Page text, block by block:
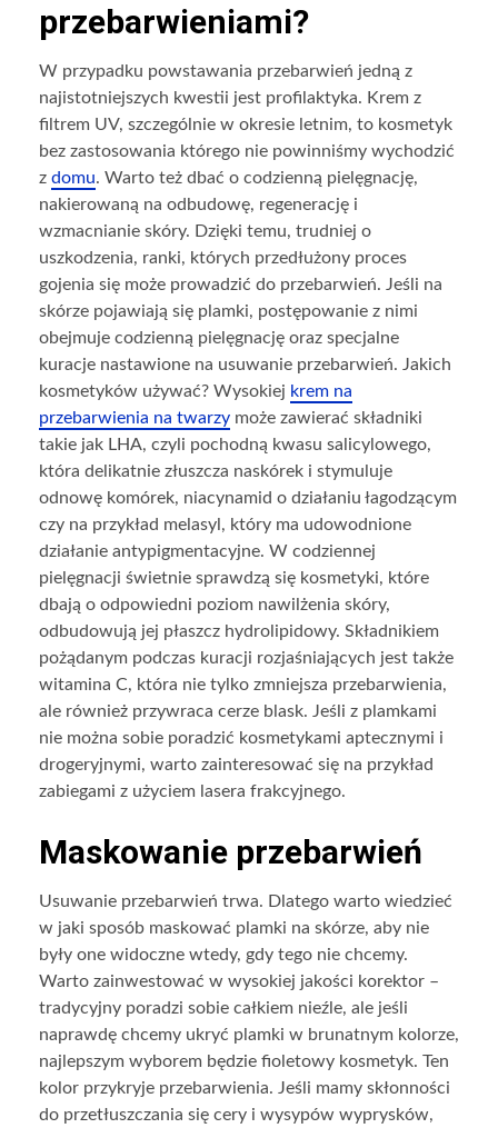
przebarwieniami?
W przypadku powstawania przebarwień jedną z
najistotniejszych kwestii jest profilaktyka. Krem z
filtrem UV, szczególnie w okresie letnim, to kosmetyk
bez zastosowania którego nie powinniśmy wychodzić
z domu. Warto też dbać o codzienną pielęgnację,
nakierowaną na odbudowę, regenerację i
wzmacnianie skóry. Dzięki temu, trudniej o
uszkodzenia, ranki, których przedłużony proces
gojenia się może prowadzić do przebarwień. Jeśli na
skórze pojawiają się plamki, postępowanie z nimi
obejmuje codzienną pielęgnację oraz specjalne
kuracje nastawione na usuwanie przebarwień. Jakich
kosmetyków używać? Wysokiej krem na
przebarwienia na twarzy może zawierać składniki
takie jak LHA, czyli pochodną kwasu salicylowego,
która delikatnie złuszcza naskórek i stymuluje
odnowę komórek, niacynamid o działaniu łagodzącym
czy na przykład melasyl, który ma udowodnione
działanie antypigmentacyjne. W codziennej
pielęgnacji świetnie sprawdzą się kosmetyki, które
dbają o odpowiedni poziom nawilżenia skóry,
odbudowują jej płaszcz hydrolipidowy. Składnikiem
pożądanym podczas kuracji rozjaśniających jest także
witamina C, która nie tylko zmniejsza przebarwienia,
ale również przywraca cerze blask. Jeśli z plamkami
nie można sobie poradzić kosmetykami aptecznymi i
drogeryjnymi, warto zainteresować się na przykład
zabiegami z użyciem lasera frakcyjnego.
Maskowanie przebarwień
Usuwanie przebarwień trwa. Dlatego warto wiedzieć
w jaki sposób maskować plamki na skórze, aby nie
były one widoczne wtedy, gdy tego nie chcemy.
Warto zainwestować w wysokiej jakości korektor –
tradycyjny poradzi sobie całkiem nieźle, ale jeśli
naprawdę chcemy ukryć plamki w brunatnym kolorze,
najlepszym wyborem będzie fioletowy kosmetyk. Ten
kolor przykryje przebarwienia. Jeśli mamy skłonności
do przetłuszczania się cery i wysypów wyprysków,